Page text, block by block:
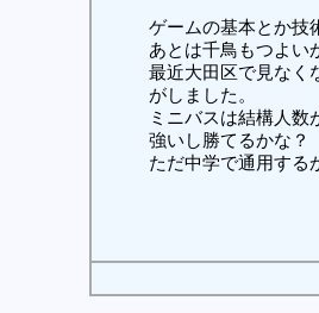
ゲームの基本とか技
あとは千鳥もつよい
最近大田区で見なく
がしました。
ミニバスは結構人数
強いし勝てるかな？
ただ中学で通用する